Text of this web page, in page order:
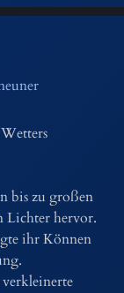
bis zu großen
Lichter hervor.
ihr Können